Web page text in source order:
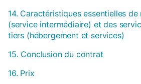
14. Caractéristiques essentielles
(service intermédiaire) et des
tiers (hébergement et services)
15. Conclusion du contrat
16. Prix